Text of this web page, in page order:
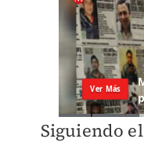
Siguiendo